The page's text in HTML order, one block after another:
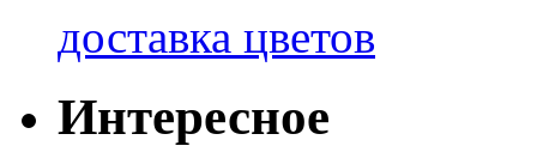
доставка цветов
Интересное